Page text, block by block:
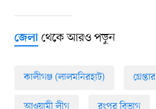
জেলাথেকে আরও পড়ুন
কালীগঞ্জ (লালমনিরহাট) গ্রেপ্তার